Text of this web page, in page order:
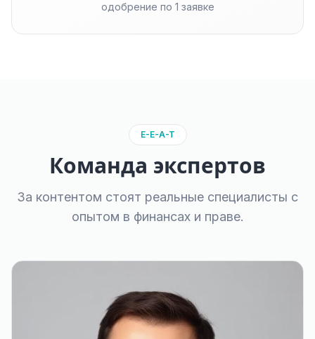
одобрение по 1 заявке
E-E-A-T
Команда экспертов
За контентом стоят реальные специалисты с
опытом в финансах и праве.